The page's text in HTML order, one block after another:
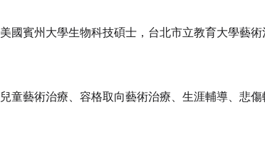
美國賓州大學生物科技碩士，台北市立教育大學藝
兒童藝術治療、容格取向藝術治療、生涯輔導、悲傷